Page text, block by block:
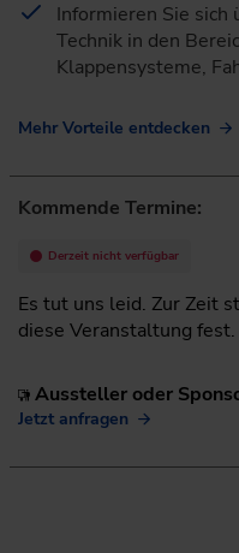
Informieren Sie sich
Technik in den
Klappensysteme,
Mehr Vorteile entdecken
Kommende Termine:
Derzeit nicht verfügbar
Es tut uns leid. Zur Zeit
diese Veranstaltung fest.
Aussteller oder
Jetzt anfragen